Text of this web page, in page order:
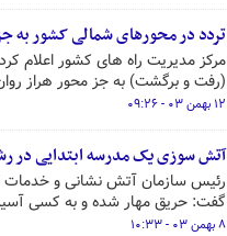
تردد در محورهای شمالی کشور به
مرکز مدیریت راه های کشور اعلام
(رفت و برگشت) به جز محور هراز
۱۲ بهمن ۰۳ - ۰۹:۲۶
آتش سوزی یک مدرسه ابتدایی در
رئیس سازمان آتش نشانی و خدمات
گفت: حریق مهار شده و به کسی
۸ بهمن ۰۳ - ۱۰:۳۳